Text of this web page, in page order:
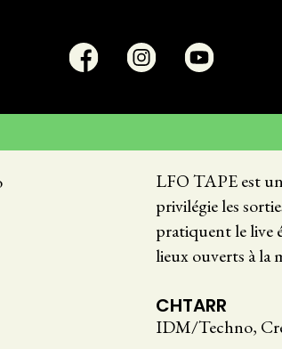
LFO TAPE est
privilégie les
pratiquent le live
lieux ouverts à la
CHTARR
IDM/Techno,